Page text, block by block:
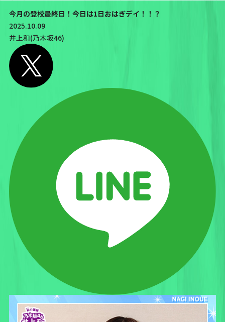
今月の登校最終日！今日は1日おはぎデイ！！？
2025.10.09
井上和(乃木坂46)